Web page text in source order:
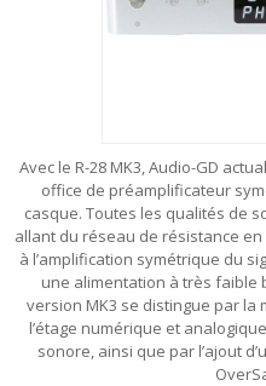
Avec le R-28 MK3, Audio-GD
office de préamplificateur
casque. Toutes les qualités de
allant du réseau de résistance
à l’amplification symétrique du
une alimentation à très faible
version MK3 se distingue par la
l’étage numérique et
sonore, ainsi que par l’ajout